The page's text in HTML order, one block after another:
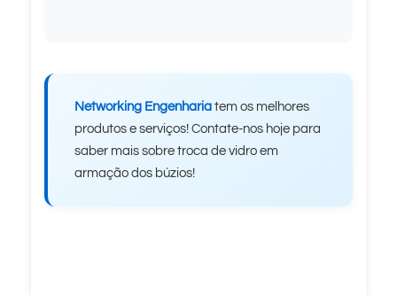
Networking Engenharia tem os melhores
produtos e serviços! Contate-nos hoje para
saber mais sobre troca de vidro em
armação dos búzios!